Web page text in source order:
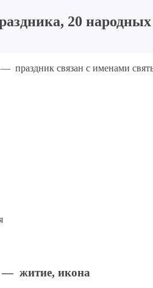
20 народных
связан с именами
— житие, икона